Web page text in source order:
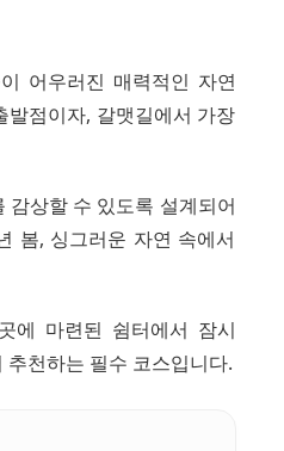
어우러진 매력적인 자연
점이자, 갈맷길에서 가장
상할 수 있도록 설계되어
봄, 싱그러운 자연 속에서
에 마련된 쉼터에서 잠시
천하는 필수 코스입니다.